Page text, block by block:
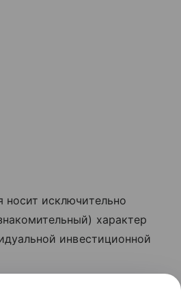
исключительно
характер
инвестиционной